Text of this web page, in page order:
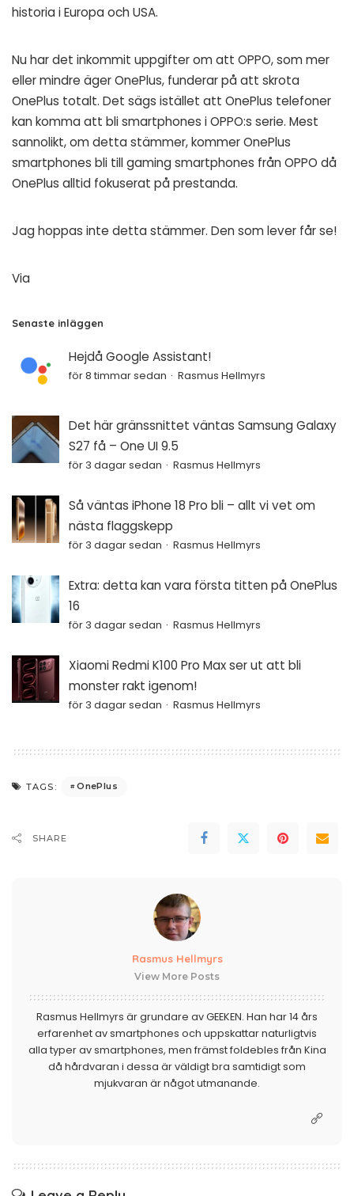
historia i Europa och USA.
Nu har det inkommit uppgifter om att OPPO, som mer
eller mindre äger OnePlus, funderar på att skrota
OnePlus totalt. Det sägs istället att OnePlus telefoner
kan komma att bli smartphones i OPPO:s serie. Mest
sannolikt, om detta stämmer, kommer OnePlus
smartphones bli till gaming smartphones från OPPO då
OnePlus alltid fokuserat på prestanda.
Jag hoppas inte detta stämmer. Den som lever får se!
Via
Senaste inläggen
Hejdå Google Assistant!
för 8 timmar sedan Rasmus Hellmyrs
Det här gränssnittet väntas Samsung Galaxy
S27 få – One UI 9.5
för 3 dagar sedan Rasmus Hellmyrs
Så väntas iPhone 18 Pro bli – allt vi vet om
nästa flaggskepp
för 3 dagar sedan Rasmus Hellmyrs
Extra: detta kan vara första titten på OnePlus
16
för 3 dagar sedan Rasmus Hellmyrs
Xiaomi Redmi K100 Pro Max ser ut att bli
monster rakt igenom!
för 3 dagar sedan Rasmus Hellmyrs
TAGS: OnePlus
SHARE
Rasmus Hellmyrs
View More Posts
Rasmus Hellmyrs är grundare av GEEKEN. Han har 14 års
erfarenhet av smartphones och uppskattar naturligtvis
alla typer av smartphones, men främst foldebles från Kina
då hårdvaran i dessa är väldigt bra samtidigt som
mjukvaran är något utmanande.